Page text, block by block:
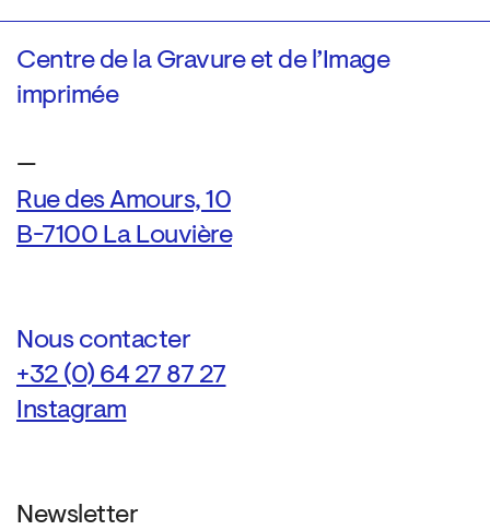
Centre de la Gravure et de l’Image
imprimée
—
Rue des Amours, 10
B-7100 La Louvière
Nous contacter
+32 (0) 64 27 87 27
Instagram
Newsletter